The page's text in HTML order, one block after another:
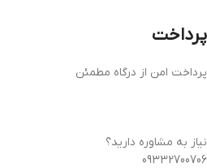
پرداخت
پرداخت امن از درگاه مطمئن
نیاز به مشاوره دارید؟
09332700706